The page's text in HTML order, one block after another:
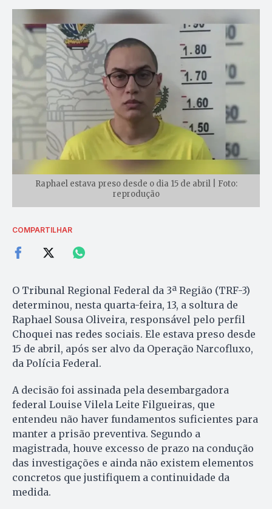
Raphael estava preso desde o dia 15 de abril | Foto:
reprodução
COMPARTILHAR
O Tribunal Regional Federal da 3ª Região (TRF-3)
determinou, nesta quarta-feira, 13, a soltura de
Raphael Sousa Oliveira, responsável pelo perfil
Choquei nas redes sociais. Ele estava preso desde
15 de abril, após ser alvo da Operação Narcofluxo,
da Polícia Federal.
A decisão foi assinada pela desembargadora
federal Louise Vilela Leite Filgueiras, que
entendeu não haver fundamentos suficientes para
manter a prisão preventiva. Segundo a
magistrada, houve excesso de prazo na condução
das investigações e ainda não existem elementos
concretos que justifiquem a continuidade da
medida.